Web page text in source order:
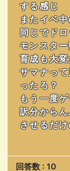
する感じ
またイベ
同じでド
モンスタ
育成も大
サマナっ
ったろ？
もう一度
訳分から
させるだ
回答数 : 10